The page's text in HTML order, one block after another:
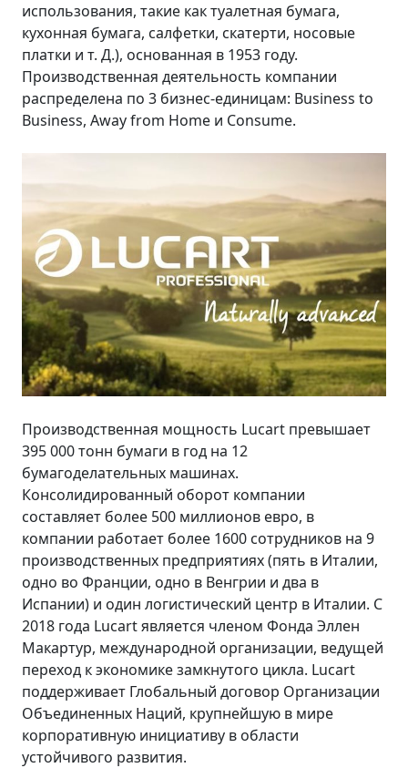
использования, такие как туалетная бумага,
кухонная бумага, салфетки, скатерти, носовые
платки и т. Д.), основанная в 1953 году.
Производственная деятельность компании
распределена по 3 бизнес-единицам: Business to
Business, Away from Home и Consume.
Производственная мощность Lucart превышает
395 000 тонн бумаги в год на 12
бумагоделательных машинах.
Консолидированный оборот компании
составляет более 500 миллионов евро, в
компании работает более 1600 сотрудников на 9
производственных предприятиях (пять в Италии,
одно во Франции, одно в Венгрии и два в
Испании) и один логистический центр в Италии. С
2018 года Lucart является членом Фонда Эллен
Макартур, международной организации, ведущей
переход к экономике замкнутого цикла. Lucart
поддерживает Глобальный договор Организации
Объединенных Наций, крупнейшую в мире
корпоративную инициативу в области
устойчивого развития.